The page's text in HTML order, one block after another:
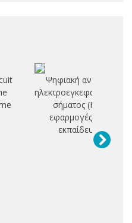
Ψηφιακή ανάλυση
σήματος (ΗΕΓ):
εφαρμογές στην
εκπαίδευση